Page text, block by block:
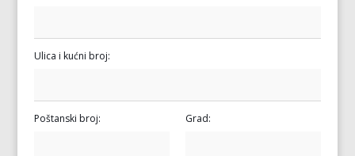
Ulica i kućni broj:
Poštanski broj: Grad: